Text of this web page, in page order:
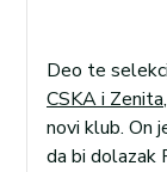
Deo te
CSKA i Zenita
novi klub. On
da bi dolazak